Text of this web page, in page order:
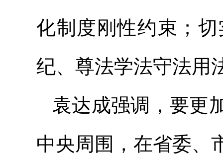
化制度刚性约束；
纪、尊法学法守法用
袁达成强调，要更
中央周围，在省委、